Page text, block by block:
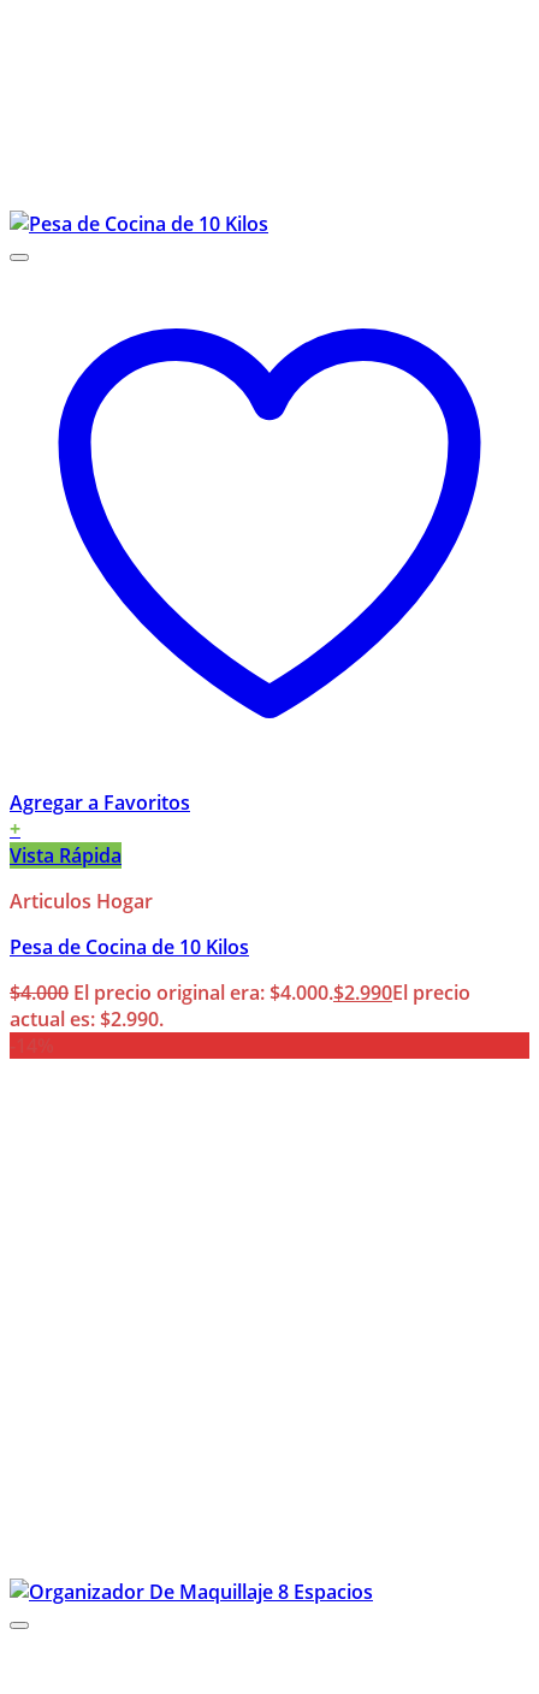
Agregar a Favoritos
+
Vista Rápida
Articulos Hogar
Pesa de Cocina de 10 Kilos
$4.000 El precio original era: $4.000.$2.990El precio
actual es: $2.990.